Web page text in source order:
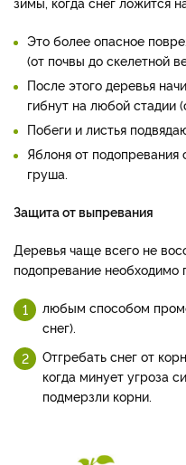
Это более опасное
(от почвы до скелетной
После этого деревья
гибнут на любой стадии
Побеги и листья
Яблоня от
груша.
Защита от выпревания
Деревья чаще всего не
подопревание необходимо
любым способом
снег).
Отгребать снег от
когда минует угроза
подмерзли корни.